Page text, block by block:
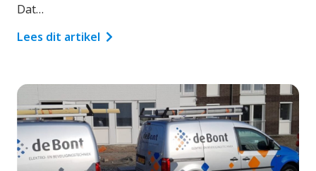
Dat…
Lees dit artikel